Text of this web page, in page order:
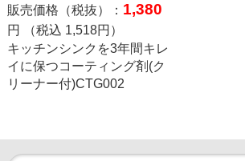
販売価格（税抜）： 1,380
円 （税込 1,518円）
キッチンシンクを3年間キレ
イに保つコーティング剤(ク
リーナー付)CTG002